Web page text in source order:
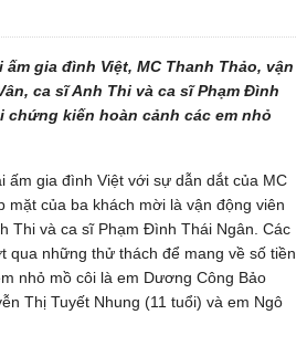
gia đình Việt, MC Thanh Thảo, vận
ca sĩ Anh Thi và ca sĩ Phạm Đình
chứng kiến hoàn cảnh các em nhỏ
ấm gia đình Việt với sự dẫn dắt của MC
mặt của ba khách mời là vận động viên
Thi và ca sĩ Phạm Đình Thái Ngân. Các
qua những thử thách để mang về số tiền
nhỏ mồ côi là em Dương Công Bảo
Thị Tuyết Nhung (11 tuổi) và em Ngô